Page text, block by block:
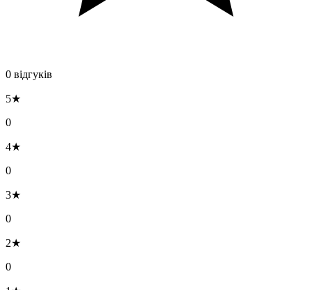
0 відгуків
5★
0
4★
0
3★
0
2★
0